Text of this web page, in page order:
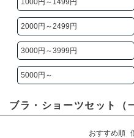
1000円～1499円
2000円～2499円
3000円～3999円
5000円～
ブラ・ショーツセット（
おすすめ順